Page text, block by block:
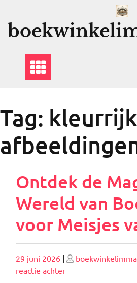
Tag:
Ontdek de
Wereld van
voor Meisjes
Geplaatst
op
29 juni 2026 | Geplaatst
reactie achterop